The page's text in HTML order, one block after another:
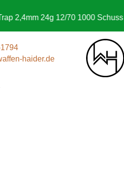
2,4mm 24g 12/70 1000 Schuss /
haider.de